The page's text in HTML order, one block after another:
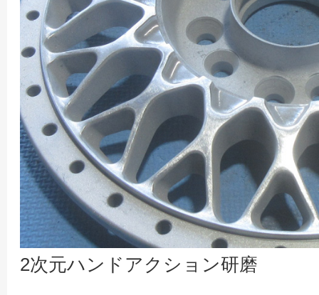
2次元ハンドアクション研磨